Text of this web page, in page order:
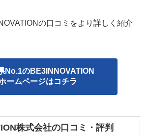
の口コミをより詳しく紹介
No.1のBE3INNOVATION
ームページはコチラ
株式会社の口コミ・評判